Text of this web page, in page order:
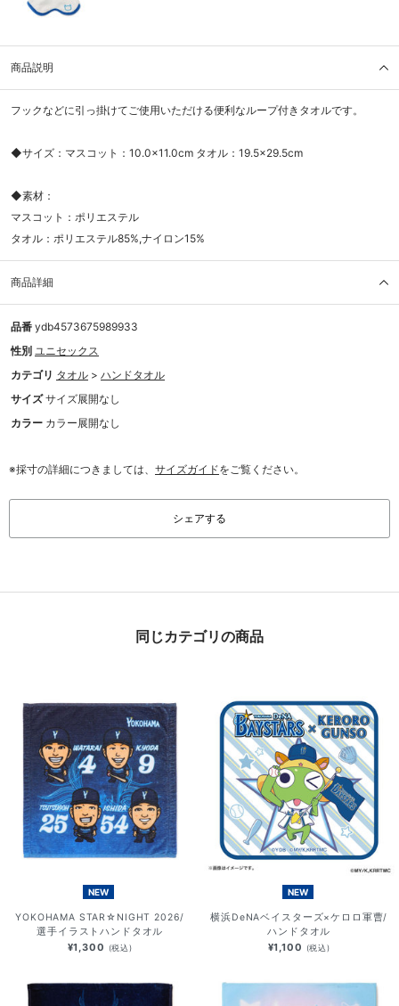
商品説明
フックなどに引っ掛けてご使用いただける便利なループ付きタオルです。
◆サイズ：マスコット：10.0×11.0cm タオル：19.5×29.5cm
◆素材：
マスコット：ポリエステル
タオル：ポリエステル85%,ナイロン15%
商品詳細
品番 ydb4573675989933
性別 ユニセックス
カテゴリ タオル > ハンドタオル
サイズ サイズ展開なし
カラー カラー展開なし
※採寸の詳細につきましては、 サイズガイドをご覧ください。
シェアする
同じカテゴリの商品
NEW
YOKOHAMA STAR☆NIGHT 2026/
選手イラストハンドタオル
¥1,300 (税込)
NEW
横浜DeNAベイスターズ×ケロロ軍曹/
ハンドタオル
¥1,100 (税込)